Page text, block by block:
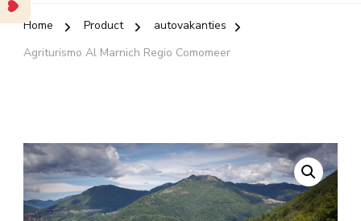
Home Product
autovakanties
Agriturismo Al Marnich Regio Comomeer